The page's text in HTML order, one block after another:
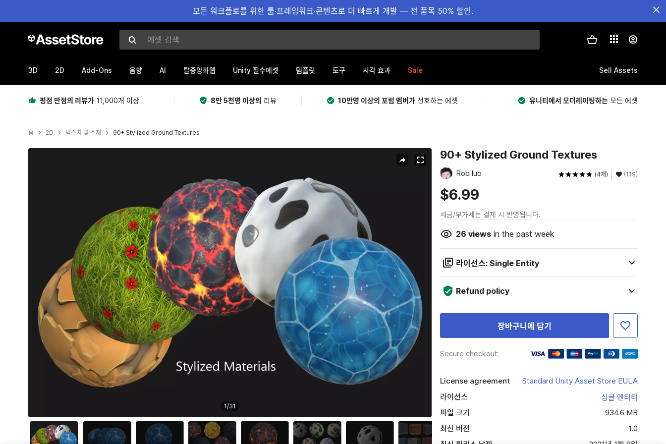
모든 워크플로를 위한 툴·프레임워크·콘텐츠로 더 빠르게 개발 — 전 품목 50% 할인.
에셋 검색
3D 2D Add-Ons 음향 AI 탈중앙화웹 Unity 필수에셋 템플릿 도구 시각 효과 Sale Sell Assets
평점 만점의 리뷰가 11,000개 이상 8만 5천명 이상의 리뷰 10만명 이상의 포럼 멤버가 선호하는 에셋 유니티에서 모더레이팅하는 모든 에셋
홈 2D 텍스처 및 소재 90+ Stylized Ground Textures
1/31
90+ Stylized Ground Textures
Rob luo (4개) (119)
$6.99
세금/부가세는 결제 시 반영됩니다.
26 viewsin the past week
라이선스: Single Entity
Refund policy
장바구니에 담기
Secure checkout:
License agreement
Standard Unity Asset Store EULA
라이선스
싱글 엔티티
파일 크기
934.6 MB
최신 버전
1.0